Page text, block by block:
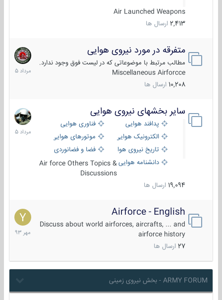
Air Launched Weapons
2,413 ارسال ها
متفرقه در مورد نیروی هوایی
مطالب مرتبط با موضوعاتی که در لیست فوق وجود ندارد.
Miscellaneous Airforcce
10,208 ارسال ها
7
مرداد
1405
سایر بخشهای نیروی هوایی
پدافند هوایی
فناوری هوایی
الکترونیک هوایی
موتورهای هوایی
تاریخ نیروی هوایی
فضا و فضانوردی
دانشنامه هواییAir force Others Topics &
Discussions
19,094 ارسال ها
2
مرداد
1405
Airforce - English
Discuss about world airforces, aircrafts, ... and
airforce history
27 ارسال ها
15
مهر
1393
ARMY FORUM - بخش نیروی زمینی